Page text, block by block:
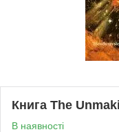
Книга The
В наявності